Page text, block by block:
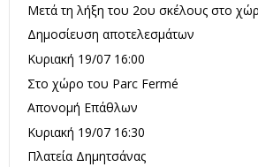
Μετά τη λήξη του 2ου σκέλους στο
Δημοσίευση αποτελεσμάτων
Κυριακή 19/07 16:00
Στο χώρο του Parc Fermé
Απονομή Επάθλων
Κυριακή 19/07 16:30
Πλατεία Δημητσάνας